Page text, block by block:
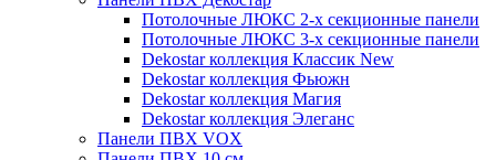
Потолочные ЛЮКС 2-х секционные панели
Потолочные ЛЮКС 3-х секционные панели
Dekostar коллекция Классик New
Dekostar коллекция Фьюжн
Dekostar коллекция Магия
Dekostar коллекция Элеганс
Панели ПВХ VOX